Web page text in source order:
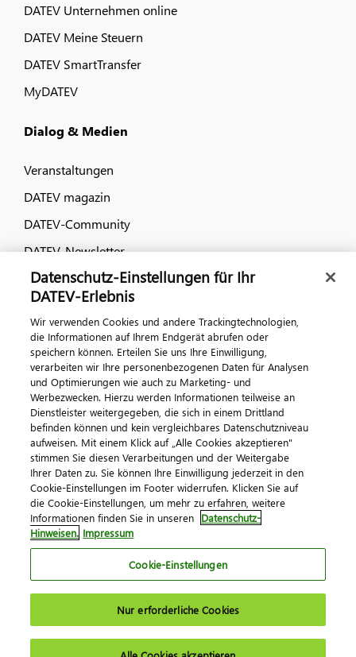
DATEV Unternehmen online
DATEV Meine Steuern
DATEV SmartTransfer
MyDATEV
Dialog & Medien
Veranstaltungen
DATEV magazin
DATEV-Community
DATEV-Newsletter
Kontaktieren Sie uns
© 2026 DATEV eG
ImpressumDatenschutzAGB Kontakt
Cookie-Einstellungen
Datenschutz-Einstellungen für Ihr
DATEV-Erlebnis
Wir verwenden Cookies und andere Trackingtechnologien,
die Informationen auf Ihrem Endgerät abrufen oder
speichern können. Erteilen Sie uns Ihre Einwilligung,
verarbeiten wir Ihre personenbezogenen Daten für Analysen
und Optimierungen wie auch zu Marketing- und
Werbezwecken. Hierzu werden Informationen teilweise an
Dienstleister weitergegeben, die sich in einem Drittland
befinden können und kein vergleichbares Datenschutzniveau
aufweisen. Mit einem Klick auf „Alle Cookies akzeptieren"
stimmen Sie diesen Verarbeitungen und der Weitergabe
Ihrer Daten zu. Sie können Ihre Einwilligung jederzeit in den
Cookie-Einstellungen im Footer widerrufen. Klicken Sie auf
die Cookie-Einstellungen, um mehr zu erfahren, weitere
Informationen finden Sie in unseren Datenschutz-
Hinweisen. Impressum
Cookie-Einstellungen
Nur erforderliche Cookies